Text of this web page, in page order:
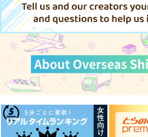
蒼天に捧ぐ献身ー前編
629円（税込）
五条悟×虎杖悠仁
サンプル
作品詳細
めぐり逢いは時がめぐ
闇空の光
787円（税込）
五条悟×虎杖悠仁
サンプル
作品詳細
サンプル
カート
サンプル
カート